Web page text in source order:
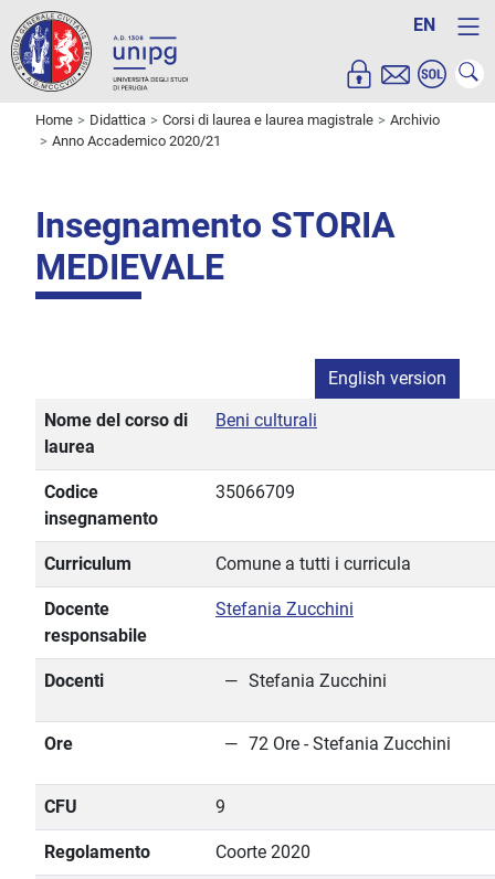
EN
Home Didattica Corsi di laurea e laurea magistrale
Archivio
Anno Accademico 2020/21
Insegnamento STORIA
MEDIEVALE
English version
Nome del corso di
laurea
Beni culturali
Codice
insegnamento
35066709
Curriculum Comune a tutti i curricula
Docente
responsabile
Stefania Zucchini
Docenti Stefania Zucchini
Ore 72 Ore - Stefania Zucchini
CFU 9
Regolamento Coorte 2020